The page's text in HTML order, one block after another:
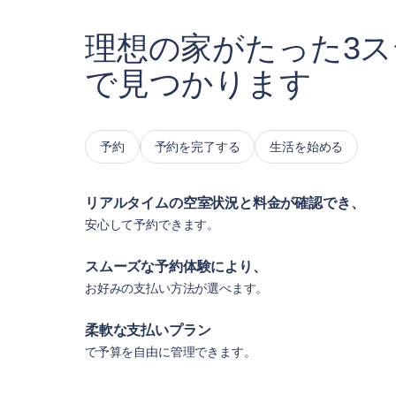
理想の家がたった3
で見つかります
予約 予約を完了する 生活を始める
リアルタイムの空室状況と料金が確認でき、
安心して予約できます。
スムーズな予約体験により、
お好みの支払い方法が選べます。
柔軟な支払いプラン
で予算を自由に管理できます。